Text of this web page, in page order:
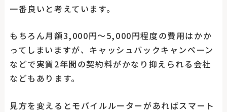
一番良いと考えています。
もちろん月額3,000円〜5,000円程度の費用はかか
ってしまいますが、キャッシュバックキャンペーン
などで実質2年間の契約料がかなり抑えられる会社
などもあります。
見方を変えるとモバイルルーターがあればスマート